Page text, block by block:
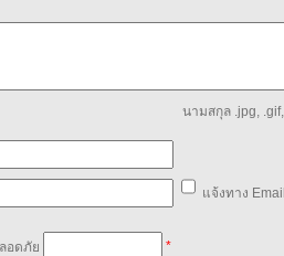
นามสกุล .jpg,
แจ้งทาง
*